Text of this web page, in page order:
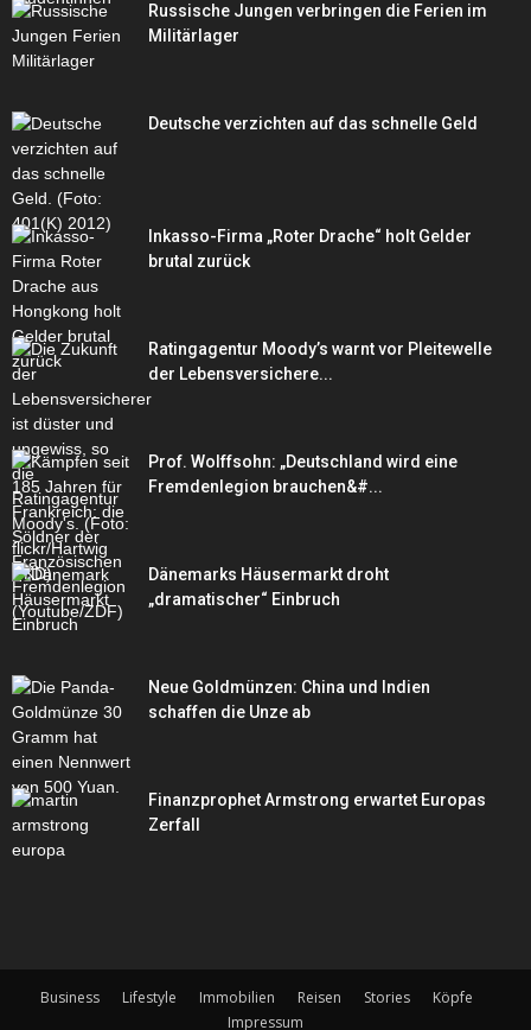
Russische Jungen verbringen die Ferien im
Militärlager
Deutsche verzichten auf das schnelle Geld
Inkasso-Firma „Roter Drache“ holt Gelder
brutal zurück
Ratingagentur Moody’s warnt vor Pleitewelle
der Lebensversichere...
Prof. Wolffsohn: „Deutschland wird eine
Fremdenlegion brauchen&#...
Dänemarks Häusermarkt droht
„dramatischer“ Einbruch
Neue Goldmünzen: China und Indien
schaffen die Unze ab
Finanzprophet Armstrong erwartet Europas
Zerfall
Business Lifestyle Immobilien Reisen Stories
Köpfe
Impressum